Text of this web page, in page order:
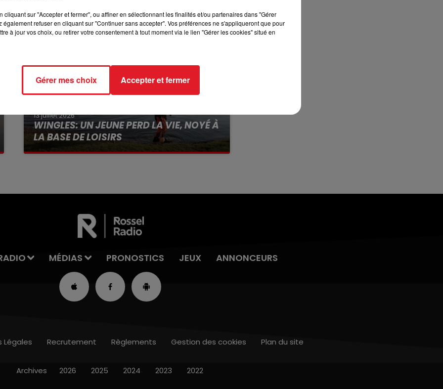
13 juillet 2026
WINGLES: UN JEUNE PERD LA VIE, NOYÉ À
LA BASE DE LOISIRS
La victime a coulé à pic
MÉDIAS PRONOSTICS JEUX ANNONCEURS
Légales Recrutement Règlements Gestion des cookies Plan du site
Archives 2026 2025 2024 2023 2022
cliquant sur "Accepter et fermer", ou affiner en sélectionnant les finalités et/ou partenaires dans "Gérer
également refuser en cliquant sur "Continuer sans accepter". Vos préférences ne s'appliqueront que pour
à jour vos choix, ou retirer votre consentement à tout moment via le lien "Gérer les cookies" situé en
Gérer mes choix Accepter et fermer